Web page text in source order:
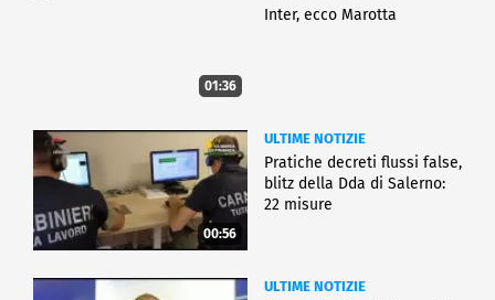
01:36
Inter, ecco Marotta
00:56
ULTIME NOTIZIE
Pratiche decreti flussi false,
blitz della Dda di Salerno:
22 misure
ULTIME NOTIZIE